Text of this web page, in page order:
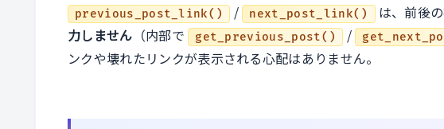
previous_post_link() / next_post_link() は、前後
力しません （内部で get_previous_post() /
ンクや壊れたリンクが表示される心配はありません。